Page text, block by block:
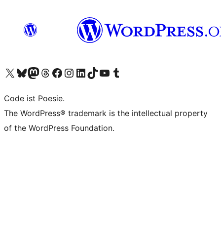
Unser X-Konto (früher Twitter) besuchen
Unser Bluesky-Konto besuchen
Unser Mastodon-Konto besuchen
Unser Threads-Konto besuchen
Unsere Facebook-Seite besuchen
Unser Instagram-Konto besuchen
Unser LinkedIn-Konto besuchen
Unser TikTok-Konto besuchen
Unseren YouTube-Kanal besuchen
Unser Tumblr-Konto besuchen
Code ist Poesie.
The WordPress® trademark is the intellectual property
of the WordPress Foundation.